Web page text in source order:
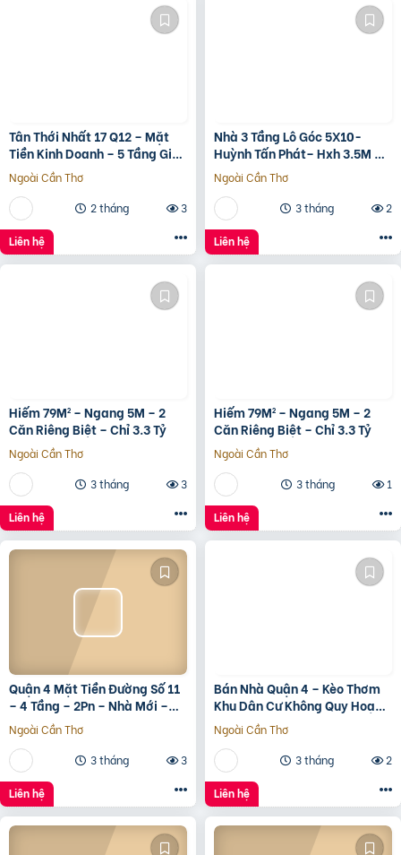
Tân Thới Nhất 17 Q12 – Mặt
Tiền Kinh Doanh – 5 Tầng Giá
13.6 Tỷ
Ngoài Cần Thơ
2 tháng
3
Liên hệ
Nhà 3 Tầng Lô Góc 5X10-
Huỳnh Tấn Phát– Hxh 3.5M –
Kinh Doanh Tốt – Shr Hoàn
Công Đủ- Giá 3 Tỷ Hơn.
Ngoài Cần Thơ
3 tháng
2
Liên hệ
Hiếm 79M² – Ngang 5M – 2
Căn Riêng Biệt – Chỉ 3.3 Tỷ
Ngoài Cần Thơ
3 tháng
3
Liên hệ
Hiếm 79M² – Ngang 5M – 2
Căn Riêng Biệt – Chỉ 3.3 Tỷ
Ngoài Cần Thơ
3 tháng
1
Liên hệ
Quận 4 Mặt Tiền Đường Số 11
– 4 Tầng – 2Pn – Nhà Mới –
7.35 Tỷ Tl
Ngoài Cần Thơ
3 tháng
3
Liên hệ
Bán Nhà Quận 4 – Kèo Thơm
Khu Dân Cư Không Quy Hoạch
Cách Mặt Tiền Xóm Chiếu
30M
Ngoài Cần Thơ
3 tháng
2
Liên hệ